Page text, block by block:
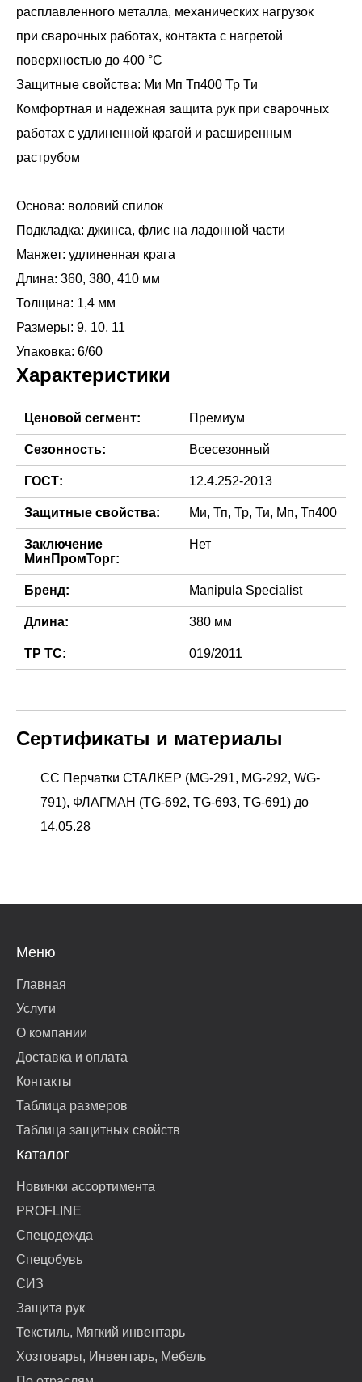
расплавленного металла, механических нагрузок
при сварочных работах, контакта с нагретой
поверхностью до 400 °С
Защитные свойства: Ми Мп Тп400 Тр Ти
Комфортная и надежная защита рук при сварочных
работах с удлиненной крагой и расширенным
раструбом
Основа: воловий спилок
Подкладка: джинса, флис на ладонной части
Манжет: удлиненная крага
Длина: 360, 380, 410 мм
Толщина: 1,4 мм
Размеры: 9, 10, 11
Характеристики
Ценовой сегмент: Премиум
Сезонность: Всесезонный
ГОСТ: 12.4.252-2013
Защитные свойства: Ми, Тп, Тр, Ти, Мп, Тп400
Заключение
МинПромТорг:
Нет
Бренд: Manipula Specialist
Длина: 380 мм
ТР ТС: 019/2011
Сертификаты и материалы
СС Перчатки СТАЛКЕР (MG-291, MG-292, WG-
791), ФЛАГМАН (TG-692, TG-693, TG-691) до
14.05.28
Меню
Главная
Услуги
О компании
Доставка и оплата
Контакты
Таблица размеров
Таблица защитных свойств
Каталог
Новинки ассортимента
PROFLINE
Спецодежда
Спецобувь
СИЗ
Защита рук
Текстиль, Мягкий инвентарь
Хозтовары, Инвентарь, Мебель